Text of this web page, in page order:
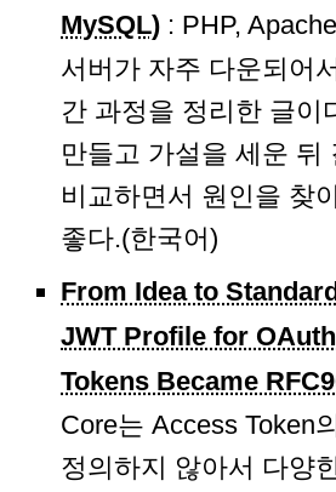
MySQL) : PHP,
서버가 자주 다운되어
간 과정을 정리한 글이
만들고 가설을 세운 뒤
비교하면서 원인을 찾
좋다.(한국어)
From Idea to
JWT Profile for
Tokens Became
Core는 Access Token
정의하지 않아서 다양